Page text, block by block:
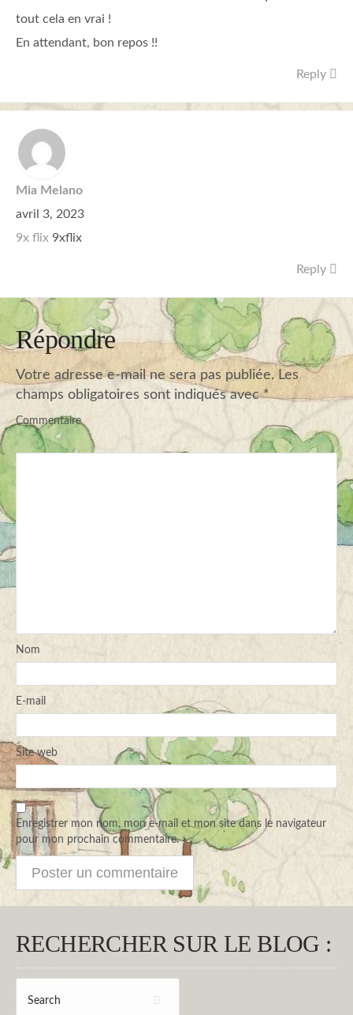
tout cela en vrai !
En attendant, bon repos !!
Reply
Mia Melano
avril 3, 2023
9x flix 9xflix
Reply
Répondre
Votre adresse e-mail ne sera pas publiée. Les
champs obligatoires sont indiqués avec*
Commentaire
Nom
E-mail
Site web
Enregistrer mon nom, mon e-mail et mon site dans le navigateur
pour mon prochain commentaire.
RECHERCHER SUR LE BLOG :